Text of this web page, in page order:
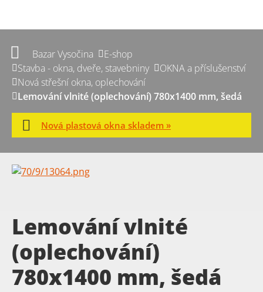
Bazar Vysočina
E-shop
Stavba - okna, dveře, stavebniny
OKNA a příslušenství
Nová střešní okna, oplechování
Lemování vlnité (oplechování) 780x1400 mm, šedá
Nová plastová okna skladem »
Lemování vlnité
(oplechování)
780x1400 mm, šedá